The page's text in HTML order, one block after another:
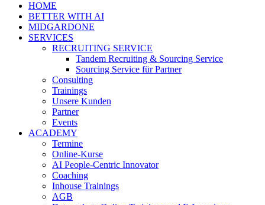
HOME
BETTER WITH AI
MIDGARDONE
SERVICES
RECRUITING SERVICE
Tandem Recruiting & Sourcing Service
Sourcing Service für Partner
Consulting
Trainings
Unsere Kunden
Partner
Events
ACADEMY
Termine
Online-Kurse
AI People-Centric Innovator
Coaching
Inhouse Trainings
AGB